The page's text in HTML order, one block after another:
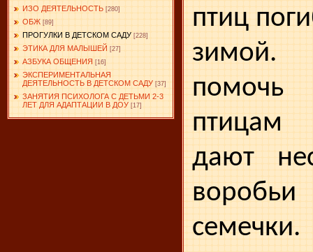
ИЗО ДЕЯТЕЛЬНОСТЬ [280]
ОБЖ [89]
ПРОГУЛКИ В ДЕТСКОМ САДУ [228]
ЭТИКА ДЛЯ МАЛЫШЕЙ [27]
АЗБУКА ОБЩЕНИЯ [16]
ЭКСПЕРИМЕНТАЛЬНАЯ
ДЕЯТЕЛЬНОСТЬ В ДЕТСКОМ САДУ [37]
ЗАНЯТИЯ ПСИХОЛОГА С ДЕТЬМИ 2-3
ЛЕТ ДЛЯ АДАПТАЦИИ В ДОУ [17]
птиц
зимой.
дают
семечки.